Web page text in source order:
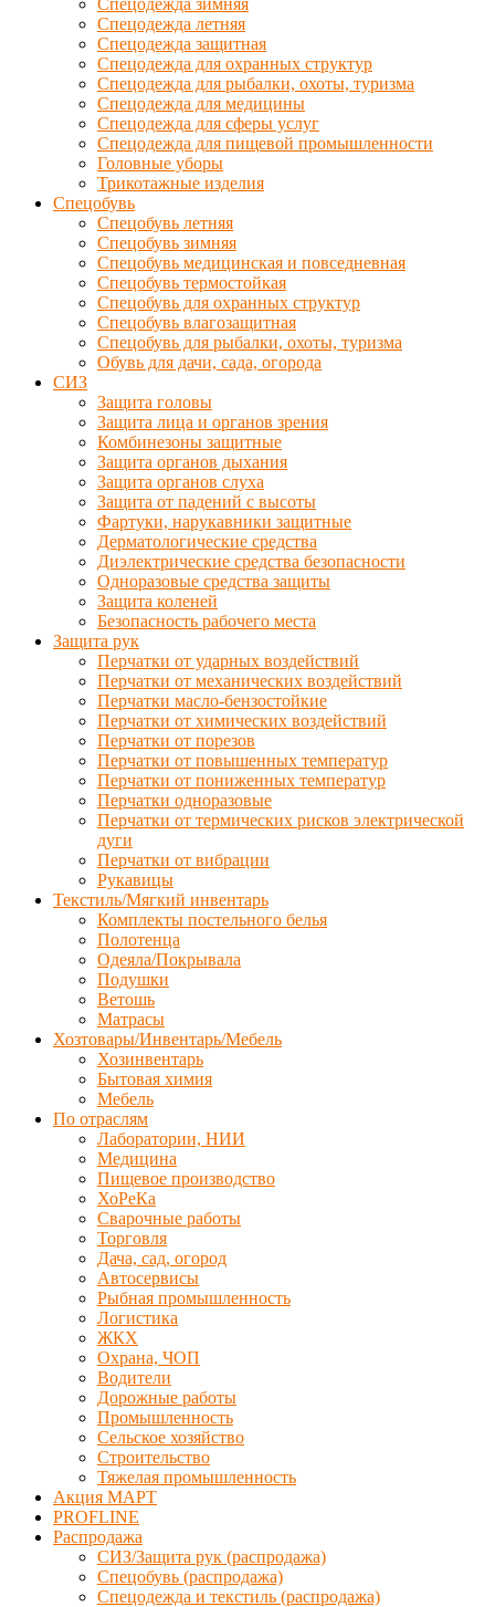
Спецодежда летняя
Спецодежда защитная
Спецодежда для охранных структур
Спецодежда для рыбалки, охоты, туризма
Спецодежда для медицины
Спецодежда для сферы услуг
Спецодежда для пищевой промышленности
Головные уборы
Трикотажные изделия
Спецобувь
Спецобувь летняя
Спецобувь зимняя
Спецобувь медицинская и повседневная
Спецобувь термостойкая
Спецобувь для охранных структур
Спецобувь влагозащитная
Спецобувь для рыбалки, охоты, туризма
Обувь для дачи, сада, огорода
СИЗ
Защита головы
Защита лица и органов зрения
Комбинезоны защитные
Защита органов дыхания
Защита органов слуха
Защита от падений с высоты
Фартуки, нарукавники защитные
Дерматологические средства
Диэлектрические средства безопасности
Одноразовые средства защиты
Защита коленей
Безопасность рабочего места
Защита рук
Перчатки от ударных воздействий
Перчатки от механических воздействий
Перчатки масло-бензостойкие
Перчатки от химических воздействий
Перчатки от порезов
Перчатки от повышенных температур
Перчатки от пониженных температур
Перчатки одноразовые
Перчатки от термических рисков электрической
дуги
Перчатки от вибрации
Рукавицы
Текстиль/Мягкий инвентарь
Комплекты постельного белья
Полотенца
Одеяла/Покрывала
Подушки
Ветошь
Матрасы
Хозтовары/Инвентарь/Мебель
Хозинвентарь
Бытовая химия
Мебель
По отраслям
Лаборатории, НИИ
Медицина
Пищевое производство
ХоРеКа
Сварочные работы
Торговля
Дача, сад, огород
Автосервисы
Рыбная промышленность
Логистика
ЖКХ
Охрана, ЧОП
Водители
Дорожные работы
Промышленность
Сельское хозяйство
Строительство
Тяжелая промышленность
Акция МАРТ
PROFLINE
Распродажа
СИЗ/Защита рук (распродажа)
Спецобувь (распродажа)
Спецодежда и текстиль (распродажа)